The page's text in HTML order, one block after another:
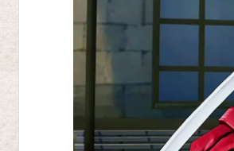
ゼ
ィ
ア